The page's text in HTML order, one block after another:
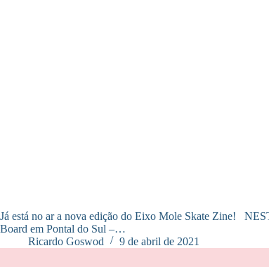
Já está no ar a nova edição do Eixo Mole Skate Zine!
Board em Pontal do Sul –…
Ricardo Goswod
9 de abril de 2021